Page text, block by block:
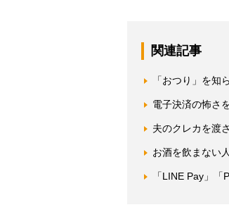
関連記事
「おつり」を
電子決済の怖さ
夫のクレカを渡
お酒を飲まない
「LINE Pay」